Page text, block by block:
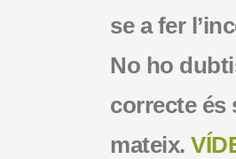
se a fer
No ho
correcte és
mateix.